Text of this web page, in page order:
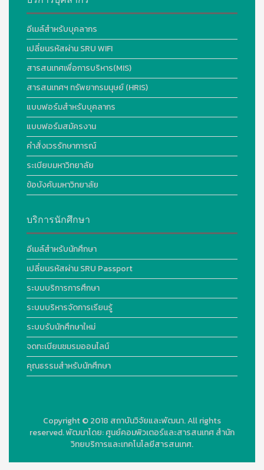
อีเมล์สำหรับบุคลากร
เปลี่ยนรหัสผ่าน SRU WIFI
สารสนเทศเพื่อการบริหาร(MIS)
สารสนเทศฯ ทรัพยากรมนุษย์ (HRIS)
แบบฟอร์มสำหรับบุคลากร
แบบฟอร์มสมัครงาน
คำสั่งเวรรักษาการณ์
ระเบียบมหาวิทยาลัย
ข้อบังคับมหาวิทยาลัย
บริการนักศึกษา
อีเมล์สำหรับนักศึกษา
เปลี่ยนรหัสผ่าน SRU Passport
ระบบบริการการศึกษา
ระบบบริหารจัดการเรียนรู้
ระบบรับนักศึกษาใหม่
จดทะเบียนชมรมออนไลน์
คุณธรรมสำหรับนักศึกษา
Copyright © 2018 สถาบันวิจัยและพัฒนา. All rights
reserved.พัฒนาโดย:ศูนย์คอมพิวเตอร์และสารสนเทศ สำนัก
วิทยบริการและเทคโนโลยีสารสนเทศ.